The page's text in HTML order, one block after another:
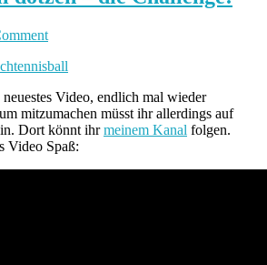
Video, endlich mal wieder
mitzumachen müsst ihr allerdings auf
Dort könnt ihrmeinem Kanal folgen.
Video Spaß: